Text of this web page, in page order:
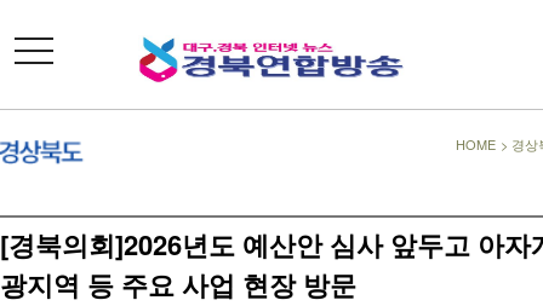
toggle
navigation
HOME > 경상
[경북의회]2026년도 예산안 심사 앞두고 아자
광지역 등 주요 사업 현장 방문